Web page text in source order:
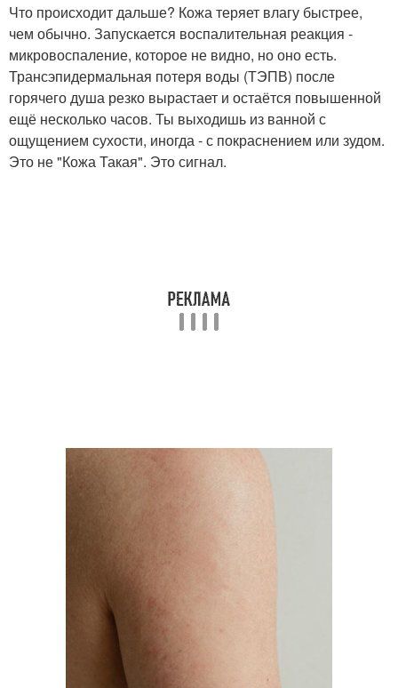
Что происходит дальше? Кожа теряет влагу быстрее,
чем обычно. Запускается воспалительная реакция -
микровоспаление, которое не видно, но оно есть.
Трансэпидермальная потеря воды (ТЭПВ) после
горячего душа резко вырастает и остаётся повышенной
ещё несколько часов. Ты выходишь из ванной с
ощущением сухости, иногда - с покраснением или зудом.
Это не "Кожа Такая". Это сигнал.